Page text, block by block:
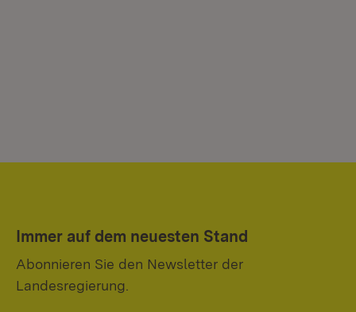
Immer auf dem neuesten Stand
Abonnieren Sie den Newsletter der
Landesregierung.